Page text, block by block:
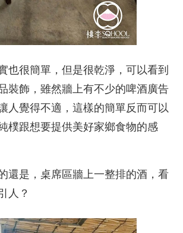
也很簡單，但是很乾淨，可以看到
裝飾，雖然牆上有不少的啤酒廣告
人覺得不適，這樣的簡單反而可以
樸跟想要提供美好家鄉食物的感
還是，桌席區牆上一整排的酒，看
人？